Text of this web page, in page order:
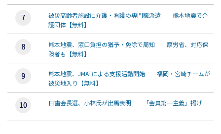
被災高齢者施設に介護・看護の専門職派遣 熊本地震で介
護団体【無料】
熊本地震、窓口負担の猶予・免除で周知 厚労省、対応保
険者も【無料】
熊本地震、JMATによる支援活動開始 福岡・宮崎チームが
被災地入り【無料】
日歯会長選、小林氏が出馬表明 「会員第一主義」掲げ